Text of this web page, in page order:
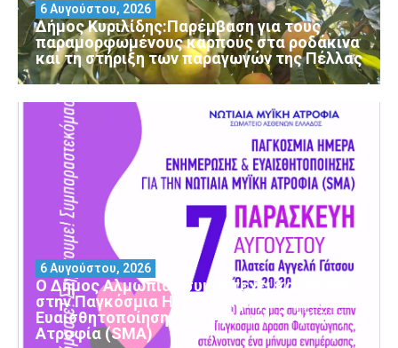
Δήμος Κυριλίδης:Παρέμβαση για τους
παραμορφωμένους καρπούς στα ροδάκινα
και τη στήριξη των παραγωγών της Πέλλας
6 Αυγούστου, 2026
Ο Δήμος Αλμωπίας συμμετέχει και φέτος
στην Παγκόσμια Ημέρα Ενημέρωσης και
Ευαισθητοποίησης για τη Νωτιαία Μυϊκή
Ατροφία (SMA)
6 Αυγούστου, 2026